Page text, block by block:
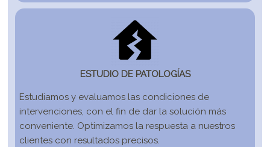
ESTUDIO DE PATOLOGÍAS
Estudiamos y evaluamos las condiciones de
intervenciones, con el fin de dar la solución más
conveniente. Optimizamos la respuesta a nuestros
clientes con resultados precisos.